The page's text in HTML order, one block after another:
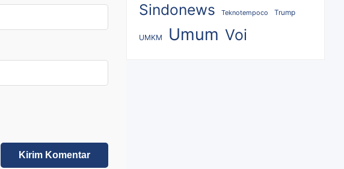
Sindonews Teknotempoco Trump
UMKM Umum Voi